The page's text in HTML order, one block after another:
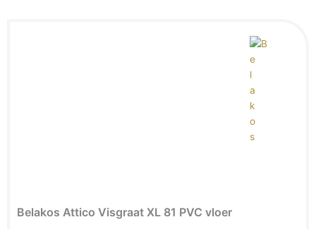
Belakos Attico Visgraat XL 81 PVC vloer